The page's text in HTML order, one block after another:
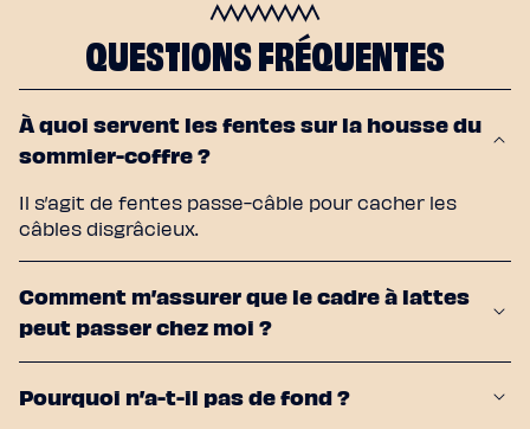
QUESTIONS FRÉQUENTES
À quoi servent les fentes sur la housse du
sommier-coffre ?
Il s’agit de fentes passe-câble pour cacher les
câbles disgrâcieux.
Comment m’assurer que le cadre à lattes
peut passer chez moi ?
Pourquoi n’a-t-il pas de fond ?